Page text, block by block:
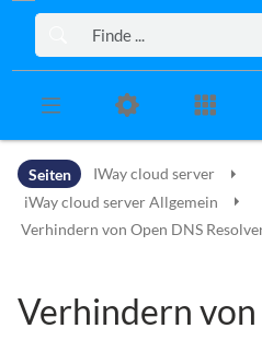
Zur Kopfleiste
Zur Hauptnavigation
Zu den Seitenwerkzeugen
Seiten
IWay cloud server
iWay cloud server Allgemein
Verhindern von Open DNS
Verhindern